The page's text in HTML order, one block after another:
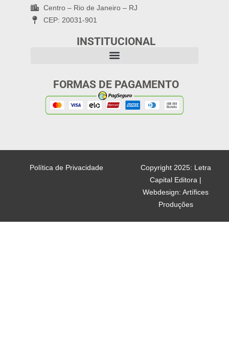
Centro – Rio de Janeiro – RJ
CEP: 20031-901
INSTITUCIONAL
FORMAS DE PAGAMENTO
Copyright 2025: Letra
Capital Editora |
Webdesign: Artífices
Produções
Política de Privacidade